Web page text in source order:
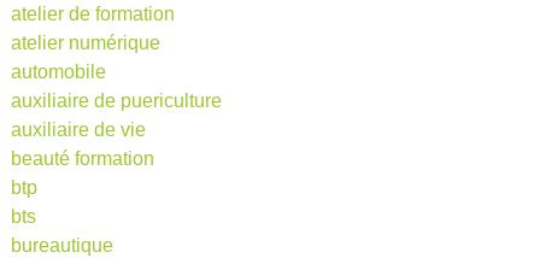
atelier de formation
atelier numérique
automobile
auxiliaire de puericulture
auxiliaire de vie
beauté formation
btp
bts
bureautique